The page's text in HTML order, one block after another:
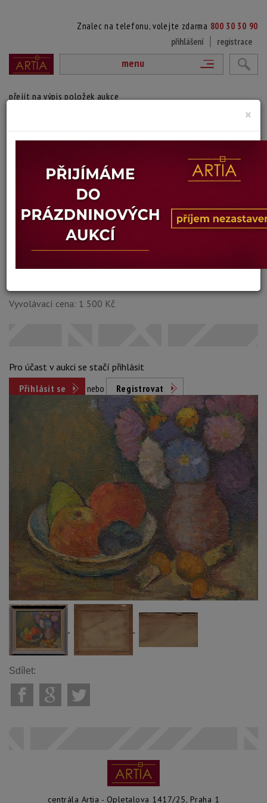
Znalec na telefonu, volejte zdarma 800 30 30 90
přihlášení
registrace
menu
přejít na výpis položek aukce
PODZIMNÍ ZÁTIŠÍ
Technika: olej na kartonu, datace: 1961
Šířka: 48 cm, výška: 40 cm, rámování: 53 x 61 cm
Stav: mírně poškozeno
Konec dražby:08.07.2026 20:08 SELČ
Vyvolávací cena: 1 500 Kč
Pro účast v aukci se stačí přihlásit
Přihlásit se
nebo Registrovat
Sdílet:
centrála Artia - Opletalova 1417/25, Praha 1
×